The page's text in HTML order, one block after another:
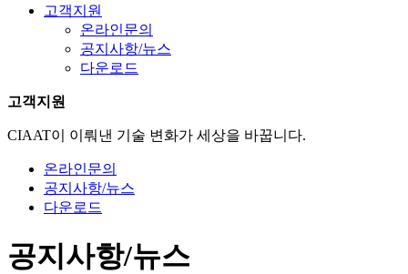
고객지원
온라인문의
공지사항/뉴스
다운로드
고객지원
CIAAT이 이뤄낸 기술 변화가 세상을 바꿉니다.
온라인문의
공지사항/뉴스
다운로드
공지사항/뉴스